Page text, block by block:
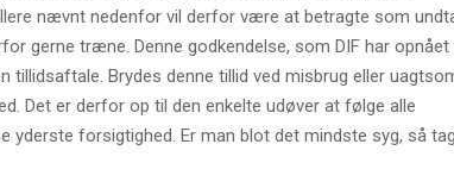
nævnt nedenfor vil derfor være at betragte som
gerne træne. Denne godkendelse, som DIF har opnået
tillidsaftale. Brydes denne tillid ved misbrug eller
Det er derfor op til den enkelte udøver at følge alle
yderste forsigtighed. Er man blot det mindste syg, så